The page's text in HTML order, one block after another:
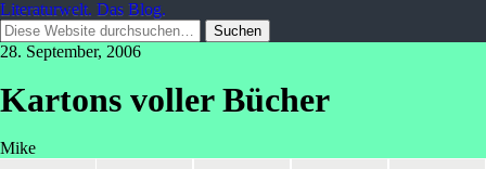
Literaturwelt. Das Blog.
28. September, 2006
Kartons voller Bücher
Mike